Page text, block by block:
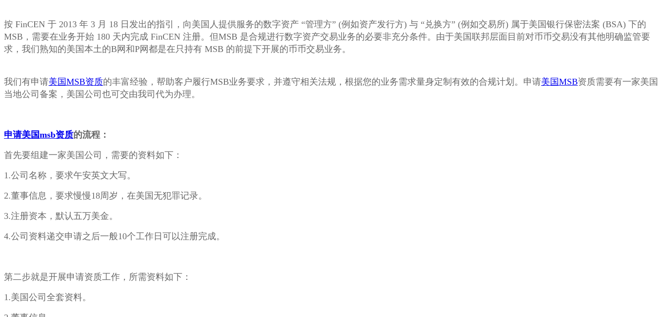
按 FinCEN 于 2013 年 3 月 18 日发出的指引，向美国人提供服务的数字资产 “管理方” (例如资产发行方) 与 “兑换方” (例如交易所) 属于美国银行保密法案 (BSA) 下的
MSB，需要在业务开始 180 天内完成 FinCEN 注册。但MSB 是合规进行数字资产交易业务的必要非充分条件。由于美国联邦层面目前对币币交易没有其他明确监管要
求，我们熟知的美国本土的B网和P网都是在只持有 MSB 的前提下开展的币币交易业务。
我们有申请美国MSB资质的丰富经验，帮助客户履行MSB业务要求，并遵守相关法规，根据您的业务需求量身定制有效的合规计划。申请美国MSB资质需要有一家美国
当地公司备案，美国公司也可交由我司代为办理。
申请美国msb资质的流程：
首先要组建一家美国公司，需要的资料如下：
1.公司名称，要求午安英文大写。
2.董事信息，要求慢慢18周岁，在美国无犯罪记录。
3.注册资本，默认五万美金。
4.公司资料递交申请之后一般10个工作日可以注册完成。
第二步就是开展申请资质工作，所需资料如下：
1.美国公司全套资料。